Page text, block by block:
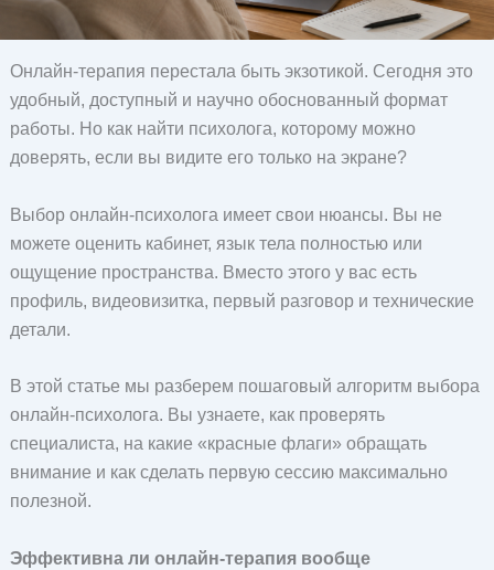
Онлайн-терапия перестала быть экзотикой. Сегодня это
удобный, доступный и научно обоснованный формат
работы. Но как найти психолога, которому можно
доверять, если вы видите его только на экране?
Выбор онлайн-психолога имеет свои нюансы. Вы не
можете оценить кабинет, язык тела полностью или
ощущение пространства. Вместо этого у вас есть
профиль, видеовизитка, первый разговор и технические
детали.
В этой статье мы разберем пошаговый алгоритм выбора
онлайн-психолога. Вы узнаете, как проверять
специалиста, на какие «красные флаги» обращать
внимание и как сделать первую сессию максимально
полезной.
Эффективна ли онлайн-терапия вообще